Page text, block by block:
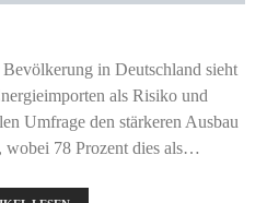
in Deutschland sieht
als Risiko und
Umfrage den stärkeren Ausbau
wobei 78 Prozent dies als…